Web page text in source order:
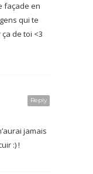
façade en
qui te
de toi <3
Reply
jamais
:) !